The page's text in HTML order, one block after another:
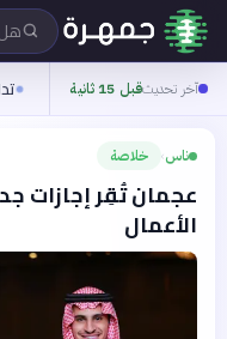
آخر تحديثقبل 15 ثانية
ناس› خلاصة
عجمان تُقِر إجازات
الأعمال